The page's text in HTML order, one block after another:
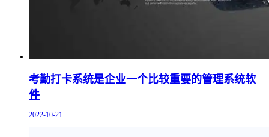
考勤打卡系统是企业一个比较重要的管理系统软
件
2022-10-21